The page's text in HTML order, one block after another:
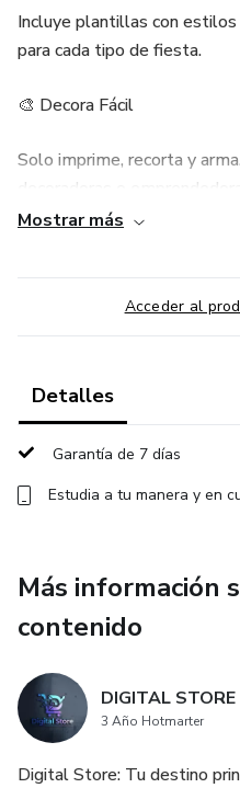
Incluye plantillas con
para cada tipo de fiesta.
🎨 Decora Fácil
Solo imprime, recorta y
decoradoras o
Todo diseñado con cuidado
Mostrar más
Acceder al
Detalles
Garantía de 7 días
Estudia a tu manera y en
Más información
contenido
DIGITAL STORE
3 Año Hotmarter
Digital Store: Tu destino